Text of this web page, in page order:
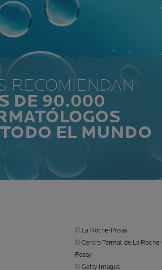
RECOMIENDAN
DE 90.000
EL MUNDO
© La Roche-Posay
© Centro Termal de La Roche-
Posay
© Getty Images